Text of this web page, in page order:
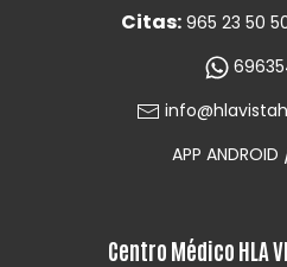
Citas: 965 23 50
APP ANDROID
Centro Médico HLA